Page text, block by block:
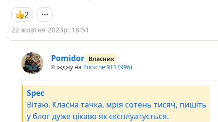
2
22 жовтня 2023р. 18:51
Pomidor Власник
Я їжджу на Porsche 911 (996)
Spec
Вітаю. Класна тачка, мрія сотень тисяч, пишіть
у блог дуже цікаво як єксплуатується.